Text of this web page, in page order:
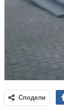
Сподели